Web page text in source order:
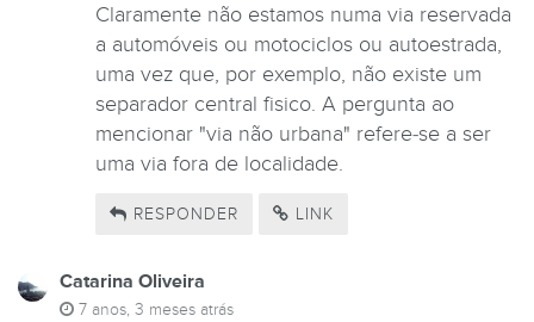
Claramente não estamos numa via reservada
a automóveis ou motociclos ou autoestrada,
uma vez que, por exemplo, não existe um
separador central fisico. A pergunta ao
mencionar "via não urbana" refere-se a ser
uma via fora de localidade.
RESPONDER LINK
Catarina Oliveira
7 anos, 3 meses atrás